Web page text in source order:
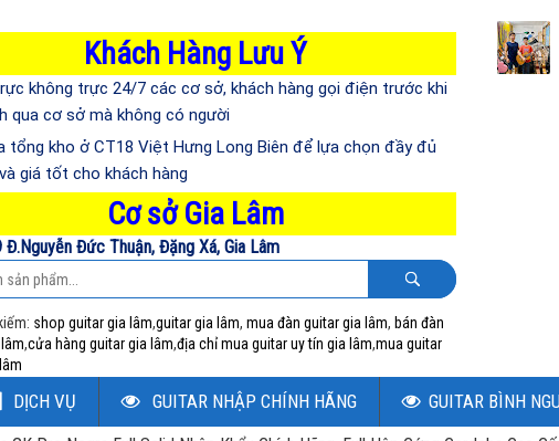
Khách Hàng Lưu Ý
không trực 24/7 các cơ sở, khách hàng gọi điện trước khi
qua cơ sở mà không có người
tổng kho ở CT18 Việt Hưng Long Biên để lựa chọn đầy đủ
giá tốt cho khách hàng
Cơ sở Gia Lâm
Đức Thuận, Đặng Xá, Gia Lâm
shop guitar gia lâm,guitar gia lâm, mua đàn guitar gia lâm, bán đàn
,cửa hàng guitar gia lâm,địa chỉ mua guitar uy tín gia lâm,mua guitar
DỊCH VỤ GUITAR NHẬP CHÍNH HÃNG GUITAR BÌNH